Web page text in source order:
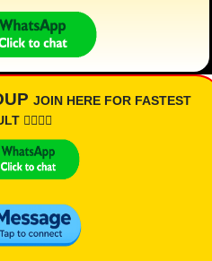
JOIN HERE FOR FASTEST
👇🏾👇🏾